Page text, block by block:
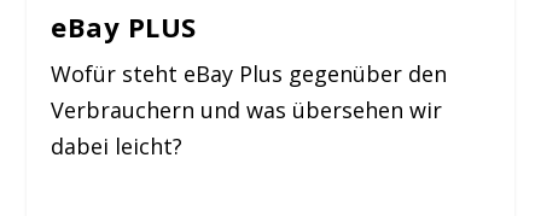
eBay PLUS
Wofür steht eBay Plus gegenüber den
Verbrauchern und was übersehen wir
dabei leicht?